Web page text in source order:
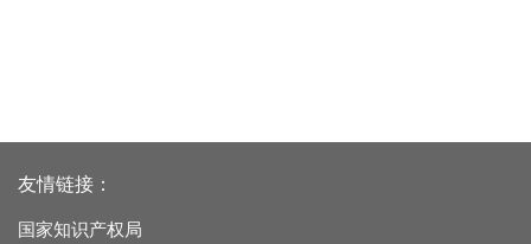
友情链接：
国家知识产权局